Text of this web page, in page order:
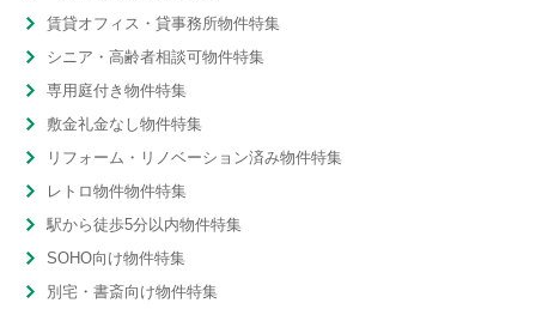
賃貸オフィス・貸事務所物件特集
シニア・高齢者相談可物件特集
専用庭付き物件特集
敷金礼金なし物件特集
リフォーム・リノベーション済み物件特集
レトロ物件物件特集
駅から徒歩5分以内物件特集
SOHO向け物件特集
別宅・書斎向け物件特集